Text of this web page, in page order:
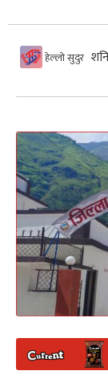
हेल्लो सुदुर